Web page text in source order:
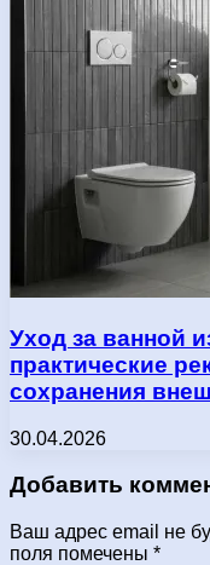
Уход за ванной
практические
сохранения
30.04.2026
Добавить
Ваш адрес email не
поля помечены *